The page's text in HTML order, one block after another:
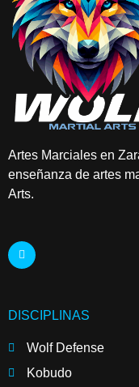
Artes Marciales en
enseñanza de artes
Arts.
DISCIPLINAS
Wolf Defense
Kobudo